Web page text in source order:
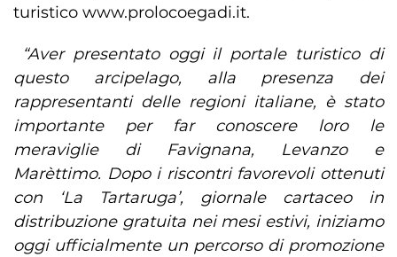
turistico www.prolocoegadi.it.
“Aver presentato oggi il portale turistico di
questo arcipelago, alla presenza dei
rappresentanti delle regioni italiane, è stato
importante per far conoscere loro le
meraviglie di Favignana, Levanzo e
Marèttimo. Dopo i riscontri favorevoli ottenuti
con ‘La Tartaruga’, giornale cartaceo in
distribuzione gratuita nei mesi estivi, iniziamo
oggi ufficialmente un percorso di promozione